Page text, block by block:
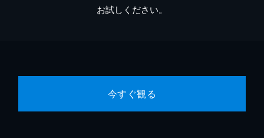
お試しください。
今すぐ観る